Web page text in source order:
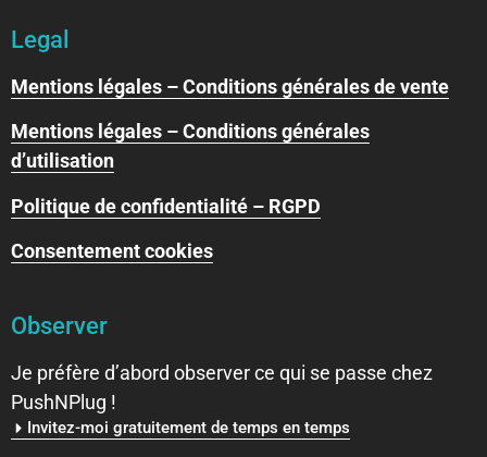
Legal
Mentions légales – Conditions générales de vente
Mentions légales – Conditions générales
d’utilisation
Politique de confidentialité – RGPD
Consentement cookies
Observer
Je préfère d’abord observer ce qui se passe chez
PushNPlug !
Invitez-moi gratuitement de temps en temps